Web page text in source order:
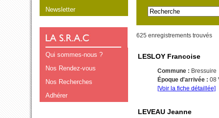
Newsletter
Qui sommes-nous ?
Nos Rendez-vous
Nos Recherches
Adhérer
625 enregistrements trouvés
LESLOY Francoise
Commune : Bressuire
Époque d'arrivée : 08
[Voir la fiche détaillée]
LEVEAU Jeanne